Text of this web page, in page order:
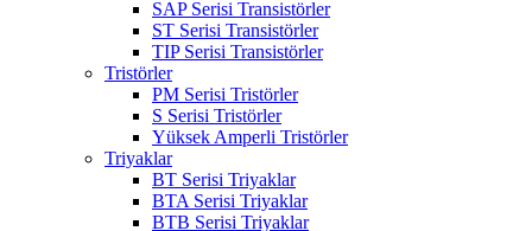
SAP Serisi Transistörler
ST Serisi Transistörler
TIP Serisi Transistörler
Tristörler
PM Serisi Tristörler
S Serisi Tristörler
Yüksek Amperli Tristörler
Triyaklar
BT Serisi Triyaklar
BTA Serisi Triyaklar
BTB Serisi Triyaklar